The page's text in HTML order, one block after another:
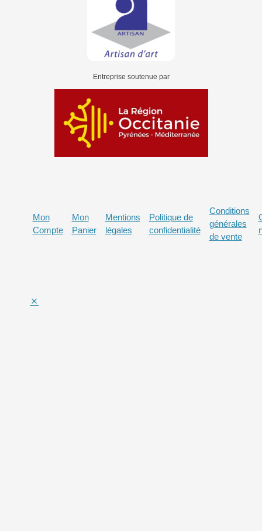
Entreprise soutenue par
Mon
Compte
Mon
Panier
Mentions
légales
Politique de
confidentialité
Conditions
générales
de vente